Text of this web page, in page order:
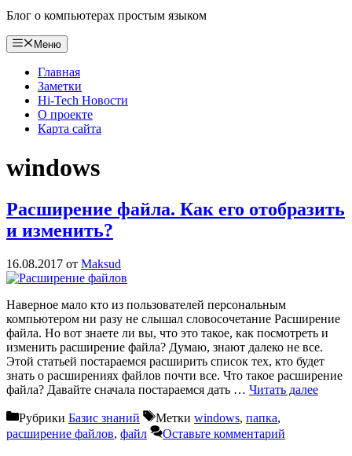
Блог о компьютерах простым языком
Меню
Главная
Заметки
Hi-Tech Новости
О проекте
Карта сайта
windows
Расширение файла. Как его отобразить
и изменить?
16.08.2017 от Maksud
Наверное мало кто из пользователей персональным
компьютером ни разу не слышал словосочетание Расширение
файла. Но вот знаете ли вы, что это такое, как посмотреть и
изменить расширение файла? Думаю, знают далеко не все.
Этой статьей постараемся расширить список тех, кто будет
знать о расширениях файлов почти все. Что такое расширение
файла? Давайте сначала постараемся дать … Читать далее
Рубрики Базис знаний Метки windows, папка,
расширение файлов, файл Оставьте комментарий